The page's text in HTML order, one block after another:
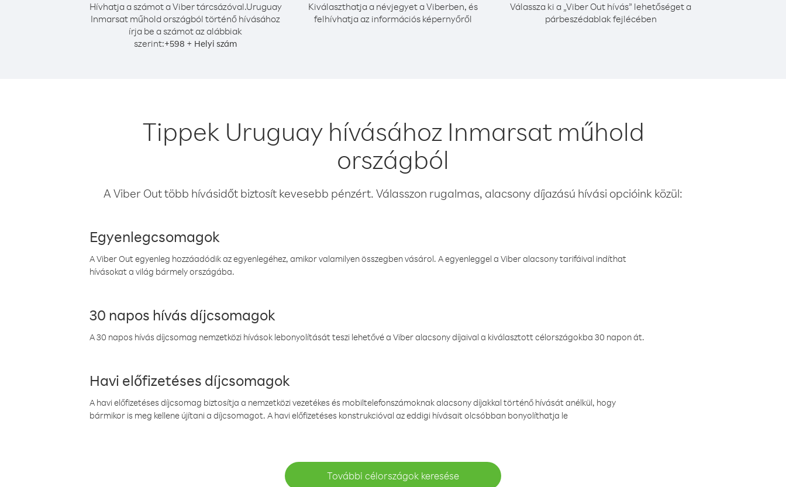
Hívhatja a számot a Viber tárcsázóval.Uruguay
Inmarsat műhold országból történő hívásához
írja be a számot az alábbiak
szerint:+598 + Helyi szám
Kiválaszthatja a névjegyet a Viberben, és
felhívhatja az információs képernyőről
Válassza ki a „Viber Out hívás” lehetőséget a
párbeszédablak fejlécében
Tippek Uruguay hívásához Inmarsat műhold
országból
A Viber Out több hívásidőt biztosít kevesebb pénzért. Válasszon rugalmas, alacsony díjazású hívási opcióink közül:
Egyenlegcsomagok
A Viber Out egyenleg hozzáadódik az egyenlegéhez, amikor valamilyen összegben vásárol. A egyenleggel a Viber alacsony tarifáival indíthat
hívásokat a világ bármely országába.
30 napos hívás díjcsomagok
A 30 napos hívás díjcsomag nemzetközi hívások lebonyolítását teszi lehetővé a Viber alacsony díjaival a kiválasztott célországokba 30 napon át.
Havi előfizetéses díjcsomagok
A havi előfizetéses díjcsomag biztosítja a nemzetközi vezetékes és mobiltelefonszámoknak alacsony díjakkal történő hívását anélkül, hogy
bármikor is meg kellene újítani a díjcsomagot. A havi előfizetéses konstrukcióval az eddigi hívásait olcsóbban bonyolíthatja le
További célországok keresése